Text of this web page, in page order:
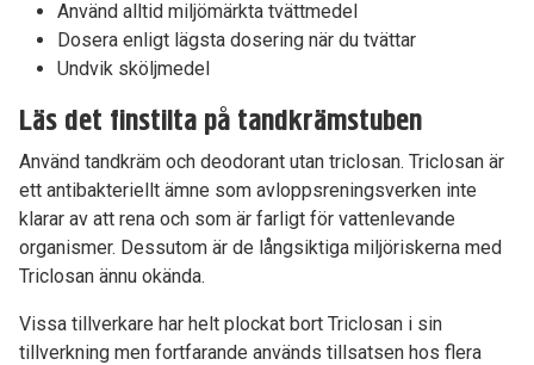
Använd alltid miljömärkta tvättmedel
Dosera enligt lägsta dosering när du tvättar
Undvik sköljmedel
Läs det finstilta på tandkrämstuben
Använd tandkräm och deodorant utan triclosan. Triclosan är
ett antibakteriellt ämne som avloppsreningsverken inte
klarar av att rena och som är farligt för vattenlevande
organismer. Dessutom är de långsiktiga miljöriskerna med
Triclosan ännu okända.
Vissa tillverkare har helt plockat bort Triclosan i sin
tillverkning men fortfarande används tillsatsen hos flera